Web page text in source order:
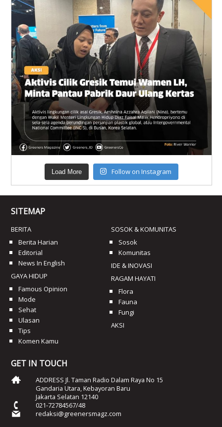
Load More Follow on Instagram
SITEMAP
BERITA
Berita Harian
Editorial
News In English
GAYA HIDUP
Famous Opinion
Mode
Sehat
Ulasan
Tips
Komen Kamu
SOSOK & KOMUNITAS
Sosok
Komunitas
IDE & INOVASI
RAGAM HAYATI
Flora
Fauna
Fungi
AKSI
GET IN TOUCH
ADDRESS Jl. Taman Radio Dalam Raya No 15
Gandaria Utara, Kebayoran Baru
Jakarta Selatan 12140
021-72784567/48
redaksi@greenersmagz.com